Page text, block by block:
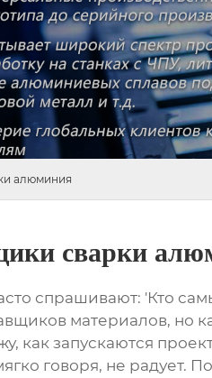
алюминия
сварки
спрашивают: 'Кто
материалов, но
как запускаются
говоря, не радует.